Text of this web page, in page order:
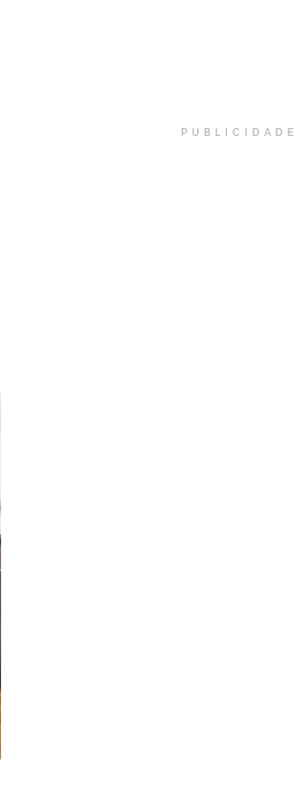
PUBLICIDADE